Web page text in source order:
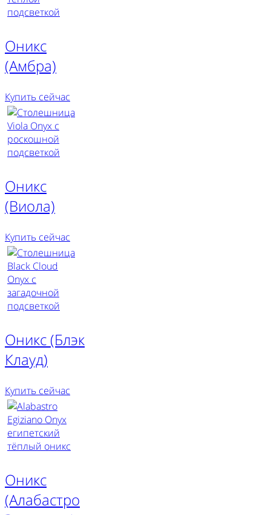
Оникс
(Амбра)
Купить сейчас
Оникс
(Виола)
Купить сейчас
Оникс (Блэк
Клауд)
Купить сейчас
Оникс
(Алабастро